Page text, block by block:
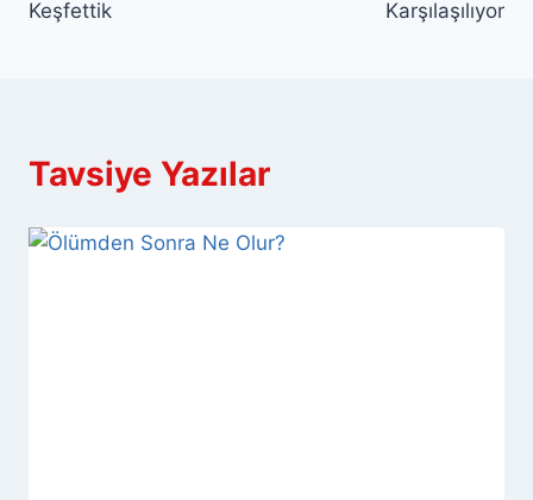
Keşfettik
Karşılaşılıyor
Tavsiye Yazılar